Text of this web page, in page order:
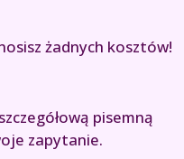
żadnych kosztów!
pisemną
zapytanie.